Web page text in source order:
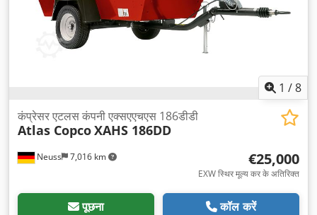
1 /8
Neuss 7,016 km
कंप्रेसर एटलस कंपनी एक्सएएचएस 186डीडी
Atlas CopcoXAHS 186DD
€25,000
EXW स्थिर मूल्य कर के अतिरिक्त
पूछना कॉल करें